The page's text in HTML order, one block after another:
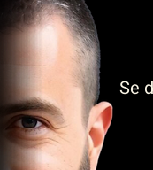
Se